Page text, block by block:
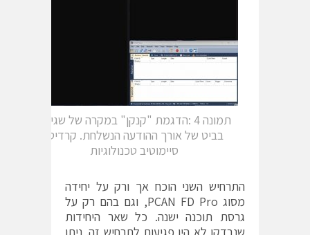
תמונה 4 :הדגמת "קנקן" במקרה של שגיאה
בביט של אורך ההודעה הנשלחת. קרדיט:
סיימוטיב טכנולוגיות
התרחיש השני הוכח אך ורק על יחידה
מסוג PCAN FD Pro, וגם בהם רק על
גרסת תוכנה ישנה. כל שאר היחידות
שנבדקו לא היו פגיעות לתרחיש זה. ניתן